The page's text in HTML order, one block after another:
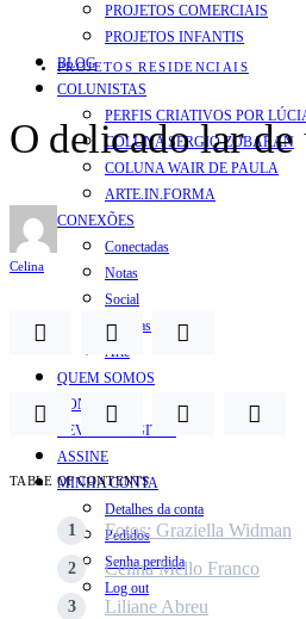
PROJETOS COMERCIAIS
PROJETOS INFANTIS
BLOG
COLUNISTAS
PERFIS CRIATIVOS POR
COLUNA SERGIO ZOBARAN
COLUNA WAIR DE PAULA
ARTE.IN.FORMA
CONEXÕES
Conectadas
Notas
Social
Mostras
Arte
QUEM SOMOS
CONTATO
REVISTA DIGITAL
ASSINE
MINHA CONTA
Detalhes da conta
Pedidos
Senha perdida
Log out
PROJETOS RESIDENCIAIS
O delicado lar de
Celina
TABLE OF CONTENTS
Fotos: Graziella Widman
Celina Mello Franco
Liliane Abreu